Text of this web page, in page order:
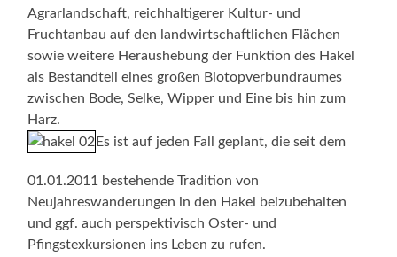
Agrarlandschaft, reichhaltigerer Kultur- und
Fruchtanbau auf den landwirtschaftlichen Flächen
sowie weitere Heraushebung der Funktion des Hakel
als Bestandteil eines großen Biotopverbundraumes
zwischen Bode, Selke, Wipper und Eine bis hin zum
Harz.
Es ist auf jeden Fall geplant, die seit dem
01.01.2011 bestehende Tradition von
Neujahreswanderungen in den Hakel beizubehalten
und ggf. auch perspektivisch Oster- und
Pfingstexkursionen ins Leben zu rufen.